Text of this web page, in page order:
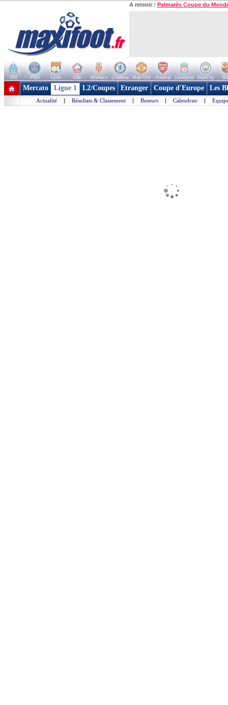
A retenir : Palmarès Coupe du
OM PSG Lyon Lille Monaco Chelsea Man Utd Arsenal Liverpool ManCity
+ de clubs
Mercato Ligue 1 L2/Coupes Etranger Coupe d'Europe Les
Actualité | Résultats & Classement | Buteurs | Calendrier |